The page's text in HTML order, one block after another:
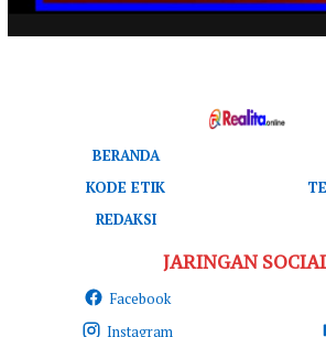
BERANDA
KODE ETIK
REDAKSI
JARINGAN
Facebook
Instagram